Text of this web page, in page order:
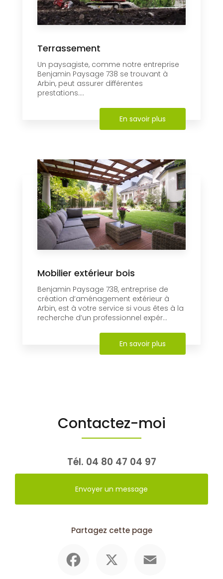
Terrassement
Un paysagiste, comme notre entreprise
Benjamin Paysage 738 se trouvant à
Arbin, peut assurer différentes
prestations....
En savoir plus
Mobilier extérieur bois
Benjamin Paysage 738, entreprise de
création d’aménagement extérieur à
Arbin, est à votre service si vous êtes à la
recherche d’un professionnel expér...
En savoir plus
Contactez-moi
Tél. 04 80 47 04 97
Envoyer un message
Partagez cette page